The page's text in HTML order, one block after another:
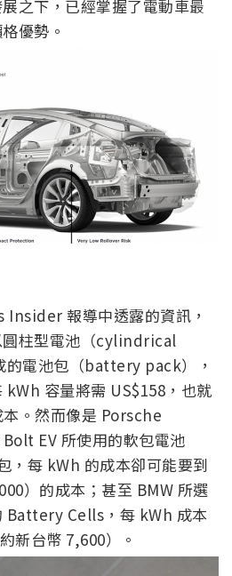
之下，已經掌握了電動車最
優勢。
Insider 報導中透露的資訊，
圓柱型電池（cylindrical
的電池包（battery pack），
容量將需 US$158，也就
。然而像是 Porsche
EV 所使用的軟包電池
，每 kWh 的成本卻可能要到
）的成本；甚至 BMW 所選
Battery Cells，每 kWh 成本
新台幣 7,600）。